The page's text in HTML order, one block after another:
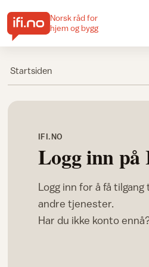
Norsk råd for
hjem og bygg
Startsiden
IFI.NO
Logg inn
Logg inn for å få
andre tjenester.
Har du ikke konto